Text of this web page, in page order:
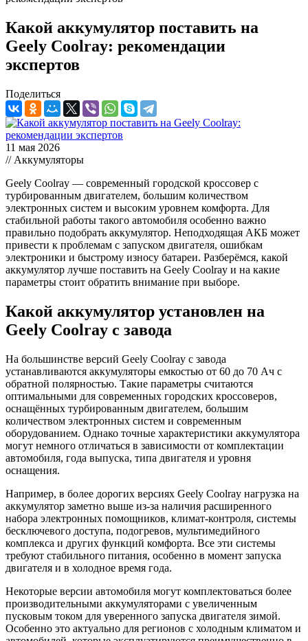
Какой аккумулятор поставить на
Geely Coolray: рекомендации
экспертов
Поделиться
11 мая 2026
// Аккумуляторы
Geely Coolray — современный городской кроссовер с
турбированным двигателем, большим количеством
электронных систем и высоким уровнем комфорта. Для
стабильной работы такого автомобиля особенно важно
правильно подобрать аккумулятор. Неподходящая АКБ может
привести к проблемам с запуском двигателя, ошибкам
электроники и быстрому износу батареи. Разберёмся, какой
аккумулятор лучше поставить на Geely Coolray и на какие
параметры стоит обратить внимание при выборе.
Какой аккумулятор установлен на
Geely Coolray с завода
На большинстве версий Geely Coolray с завода
устанавливаются аккумуляторы емкостью от 60 до 70 Ач с
обратной полярностью. Такие параметры считаются
оптимальными для современных городских кроссоверов,
оснащённых турбированным двигателем, большим
количеством электронных систем и современным
оборудованием. Однако точные характеристики аккумулятора
могут немного отличаться в зависимости от комплектации
автомобиля, года выпуска, типа двигателя и уровня
оснащения.
Например, в более дорогих версиях Geely Coolray нагрузка на
аккумулятор заметно выше из-за наличия расширенного
набора электронных помощников, климат-контроля, системы
бесключевого доступа, подогревов, мультимедийного
комплекса и других функций комфорта. Все эти системы
требуют стабильного питания, особенно в момент запуска
двигателя и в холодное время года.
Некоторые версии автомобиля могут комплектоваться более
производительными аккумуляторами с увеличенным
пусковым током для уверенного запуска двигателя зимой.
Особенно это актуально для регионов с холодным климатом и